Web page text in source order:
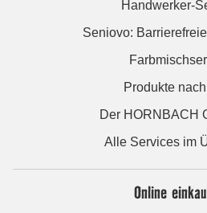
Handwerker-
Seniovo:
Produkte
Der HORNBACH
Alle Services im
Online